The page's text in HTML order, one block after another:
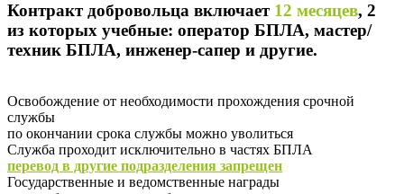
Контракт добровольца включает 12 месяцев, 2
из которых учебные: оператор БПЛА, мастер/
техник БПЛА, инженер-сапер и другие.
Освобождение от необходимости прохождения срочной
службы
по окончании срока службы можно уволиться
Служба проходит исключительно в частях БПЛА
перевод в другие подразделения запрещен
Государственные и ведомственные награды